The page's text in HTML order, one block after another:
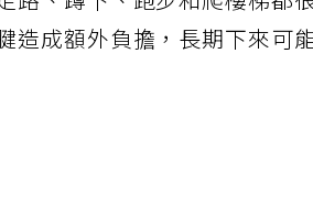
路、蹲下、跑步和爬樓梯都
造成額外負擔，長期下來可